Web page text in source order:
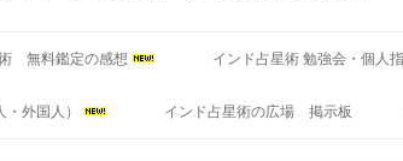
ツ
へ
無料鑑定の感想 インド占星術 勉強会・個人
外国人） インド占星術の広場 掲示板